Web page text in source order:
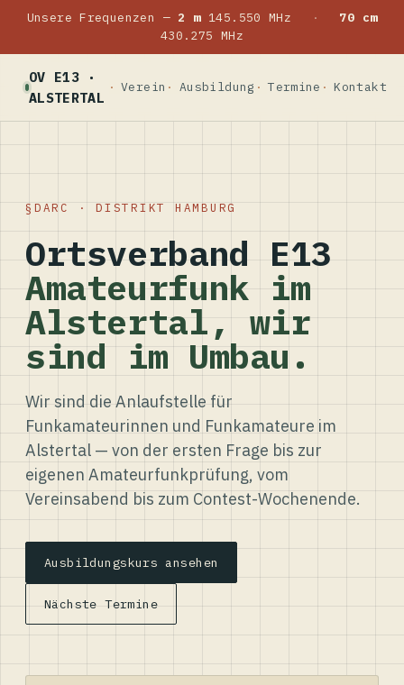
Unsere Frequenzen — 2 m145.550 MHz ·
70 cm
430.275 MHz
OV E13 ·
ALSTERTAL
Verein Ausbildung Termine Kontakt
DARC · DISTRIKT HAMBURG
Ortsverband E13
Amateurfunk im
Alstertal, wir
sind im Umbau.
Wir sind die Anlaufstelle für
Funkamateurinnen und Funkamateure im
Alstertal — von der ersten Frage bis zur
eigenen Amateurfunkprüfung, vom
Vereinsabend bis zum Contest-Wochenende.
Ausbildungskurs ansehen
Nächste Termine